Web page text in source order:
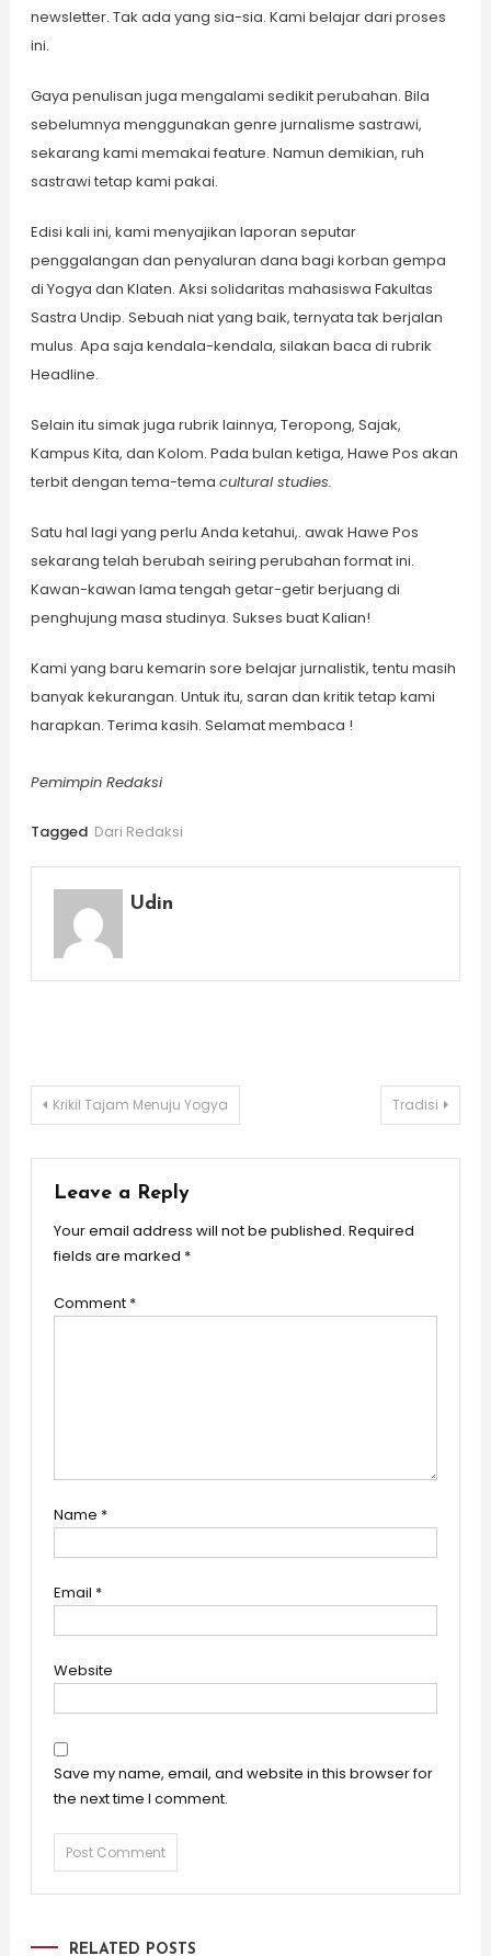
newsletter. Tak ada yang sia-sia. Kami belajar dari proses
ini.
Gaya penulisan juga mengalami sedikit perubahan. Bila
sebelumnya menggunakan genre jurnalisme sastrawi,
sekarang kami memakai feature. Namun demikian, ruh
sastrawi tetap kami pakai.
Edisi kali ini, kami menyajikan laporan seputar
penggalangan dan penyaluran dana bagi korban gempa
di Yogya dan Klaten. Aksi solidaritas mahasiswa Fakultas
Sastra Undip. Sebuah niat yang baik, ternyata tak berjalan
mulus. Apa saja kendala-kendala, silakan baca di rubrik
Headline.
Selain itu simak juga rubrik lainnya, Teropong, Sajak,
Kampus Kita, dan Kolom. Pada bulan ketiga, Hawe Pos akan
terbit dengan tema-tema cultural studies.
Satu hal lagi yang perlu Anda ketahui,. awak Hawe Pos
sekarang telah berubah seiring perubahan format ini.
Kawan-kawan lama tengah getar-getir berjuang di
penghujung masa studinya. Sukses buat Kalian!
Kami yang baru kemarin sore belajar jurnalistik, tentu masih
banyak kekurangan. Untuk itu, saran dan kritik tetap kami
harapkan. Terima kasih. Selamat membaca !
Pemimpin Redaksi
Tagged Dari Redaksi
Udin
Post
navigation
Krikil Tajam Menuju Yogya Tradisi
Leave a Reply
Your email address will not be published. Required
fields are marked *
Comment *
Name *
Email *
Website
Save my name, email, and website in this browser for
the next time I comment.
RELATED POSTS